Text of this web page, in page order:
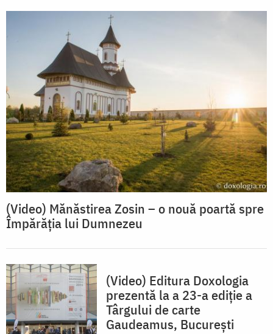
(Video) Mănăstirea Zosin – o nouă poartă spre
Împărăția lui Dumnezeu
(Video) Editura Doxologia
prezentă la a 23-a ediție a
Târgului de carte
Gaudeamus, București